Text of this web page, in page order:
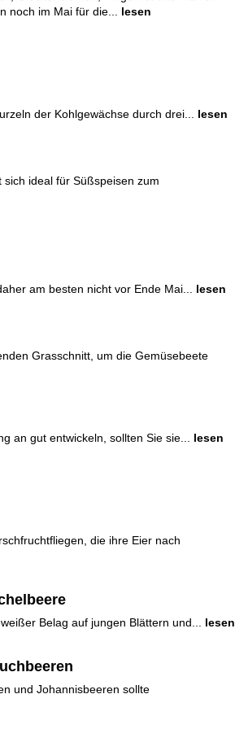
noch im Mai für die...
lesen
der Kohlgewächse durch drei... lesen
ideal für Süßspeisen zum
am besten nicht vor Ende Mai... lesen
Grasschnitt, um die Gemüsebeete
an gut entwickeln, sollten Sie sie... lesen
die ihre Eier nach
Belag auf jungen Blättern und... lesen
und Johannisbeeren sollte